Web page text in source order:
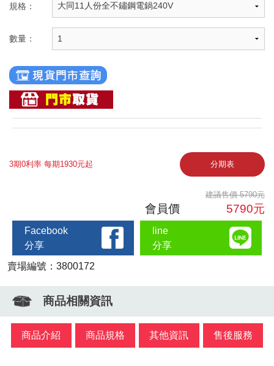
規格：
數量：
3期0利率 每期1930元起 分期表
建議售價 5790元
會員價 5790元
Facebook
分享
line
分享
賣場編號：3800172
商品相關資訊
商品介紹 商品規格 其他資訊 售後服務